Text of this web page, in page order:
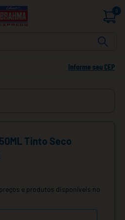
0
Informe seu CEP
Tinto Seco
e produtos disponíveis no